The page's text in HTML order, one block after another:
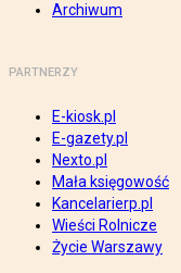
Archiwum
PARTNERZY
E-kiosk.pl
E-gazety.pl
Nexto.pl
Mała księgowość
Kancelarierp.pl
Wieści Rolnicze
Życie Warszawy